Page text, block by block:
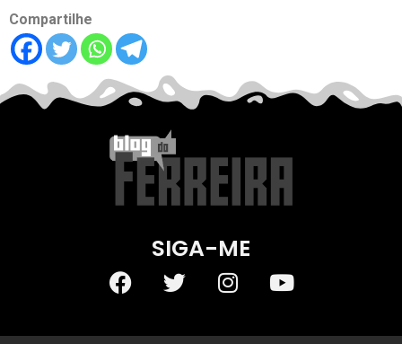
Compartilhe
SIGA-ME